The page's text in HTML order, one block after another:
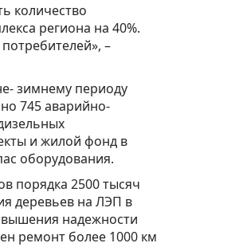
количество
региона на 40%.
–
зимнему периоду
745 аварийно-
и жилой фонд в
оборудования.
порядка 2500 тысяч
деревьев на ЛЭП в
надежности
ремонт более 1000 км